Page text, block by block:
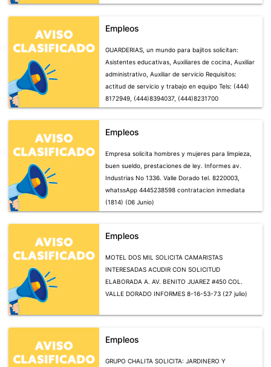
Empleos
GUARDERIAS, un mundo para bajitos solicitan:
Asistentes educativas, Auxiliares de cocina, Auxiliar
administrativo, Auxiliar de servicio Requisitos:
actitud de servicio y trabajo en equipo Tels: (444)
8172949, (444)8394037, (444)8231700
(444)8428524, llamar o presentarse en Alfredo M
Olimpicos No. 1593 Fracc. Jardines del Estadio,
Comandantes no. 153 Simon Diaz (10 Junio)
Empleos
Empresa solicita hombres y mujeres para limpieza,
buen sueldo, prestaciones de ley. Informes av.
Industrias No 1336. Valle Dorado tel. 8220003,
whatssApp 4445238598 contratacion inmediata
(1814) (06 Junio)
Empleos
MOTEL DOS MIL SOLICITA CAMARISTAS
INTERESADAS ACUDIR CON SOLICITUD
ELABORADA A. AV. BENITO JUAREZ #450 COL.
VALLE DORADO INFORMES 8-16-53-73 (27 julio)
Empleos
GRUPO CHALITA SOLICITA: JARDINERO Y